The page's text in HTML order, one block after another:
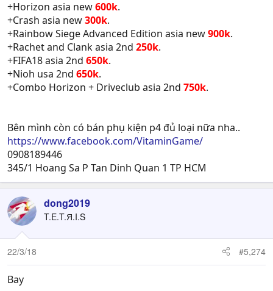
+Horizon asia new600k.
+Crash asia new300k.
+Rainbow Siege Advanced Edition asia new900k.
+Rachet and Clank asia 2nd 250k.
+FIFA18 asia 2nd 650k.
+Nioh usa 2nd 650k.
+Combo Horizon + Driveclub asia 2nd 750k.
Bên mình còn có bán phụ kiện p4 đủ loại nữa nha..
https://www.facebook.com/VitaminGame/
0908189446
345/1 Hoang Sa P Tan Dinh Quan 1 TP HCM
dong2019
T.E.T.Я.I.S
22/3/18 #5,274
Bay